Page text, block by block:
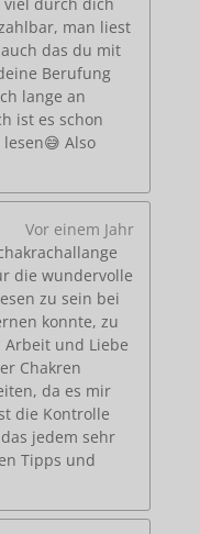
man liest
das du mit
Berufung
lange an
ist es schon
Also
Vor einem Jahr
die wundervolle
zu sein bei
konnte, zu
und Liebe
Chakren
da es mir
die Kontrolle
jedem sehr
Tipps und